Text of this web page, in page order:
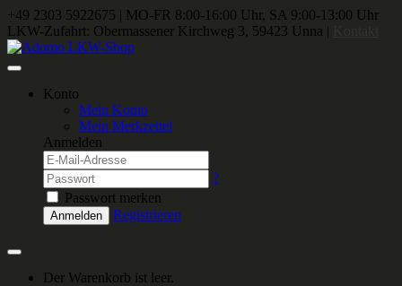
+49 2303 5922675 | MO-FR 8:00-16:00 Uhr, SA 9:00-13:00 Uhr
LKW-Zufahrt: Obermassener Kirchweg 3, 59423 Unna |
Konto
Mein Konto
Mein Merkzettel
Anmelden
?
Passwort merken
Anmelden Registrieren
Der Warenkorb ist leer.